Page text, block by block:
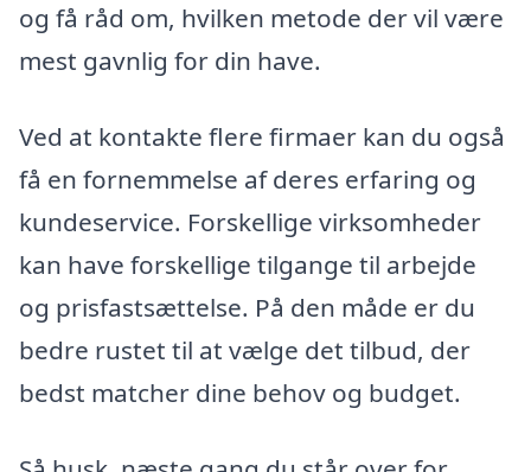
og få råd om, hvilken metode der vil være
mest gavnlig for din have.
Ved at kontakte flere firmaer kan du også
få en fornemmelse af deres erfaring og
kundeservice. Forskellige virksomheder
kan have forskellige tilgange til arbejde
og prisfastsættelse. På den måde er du
bedre rustet til at vælge det tilbud, der
bedst matcher dine behov og budget.